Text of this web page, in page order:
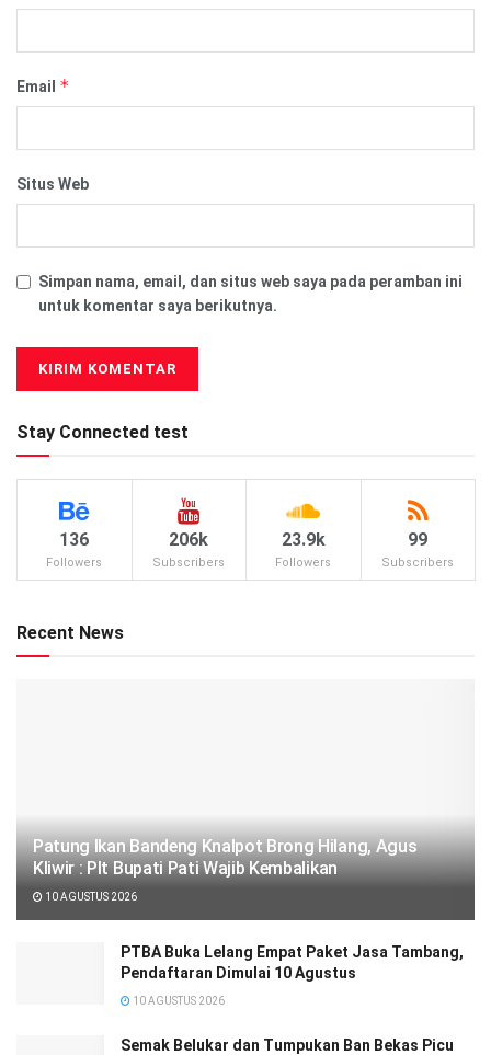
Email *
Situs Web
Simpan nama, email, dan situs web saya pada peramban ini
untuk komentar saya berikutnya.
Stay Connected test
136
Followers
206k
Subscribers
23.9k
Followers
99
Subscribers
Recent News
Patung Ikan Bandeng Knalpot Brong Hilang, Agus
Kliwir : Plt Bupati Pati Wajib Kembalikan
10 AGUSTUS 2026
PTBA Buka Lelang Empat Paket Jasa Tambang,
Pendaftaran Dimulai 10 Agustus
10 AGUSTUS 2026
Semak Belukar dan Tumpukan Ban Bekas Picu